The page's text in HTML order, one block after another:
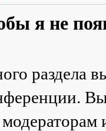
я не
раздела
.